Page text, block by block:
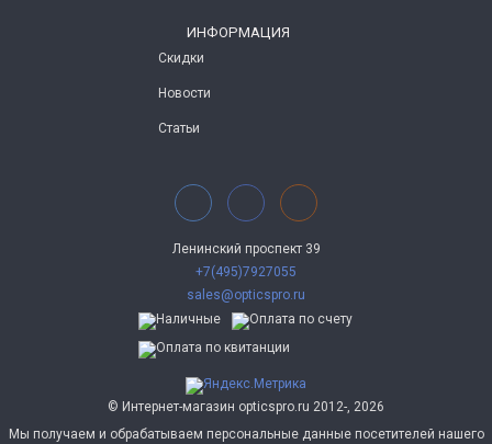
ИНФОРМАЦИЯ
Скидки
Новости
Статьи
Ленинский проспект 39
+7(495)7927055
sales@opticspro.ru
© Интернет-магазин opticspro.ru 2012-, 2026
Мы получаем и обрабатываем персональные данные посетителей нашего